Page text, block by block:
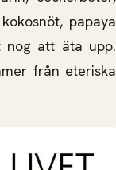
papaya
nog att äta upp.
från eteriska